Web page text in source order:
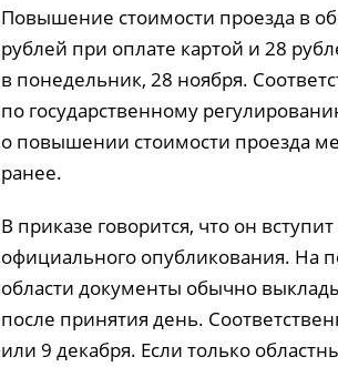
Повышение стоимости проезда в
рублей при оплате картой и 28
в понедельник, 28 ноября.
по государственному
о повышении стоимости проезда
ранее.
В приказе говорится, что он
официального опубликования. На
области документы обычно
после принятия день.
или 9 декабря. Если только